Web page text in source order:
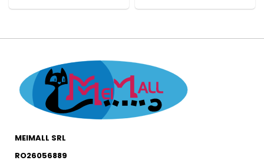
MEIMALL SRL
RO26056889